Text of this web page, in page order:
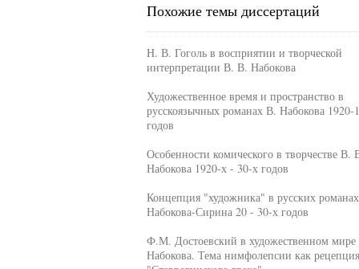
Похожие темы диссертаций
Н. В. Гоголь в восприятии и творческой
интерпретации В. В. Набокова
Художественное время и пространство в
русскоязычных романах В. Набокова 1920-
годов
Особенности комического в творчестве В.
Набокова 1920-х - 30-х годов
Концепция "художника" в русских
Набокова-Сирина 20 - 30-х годов
Ф.М. Достоевский в художественном
Набокова. Тема нимфолепсии как